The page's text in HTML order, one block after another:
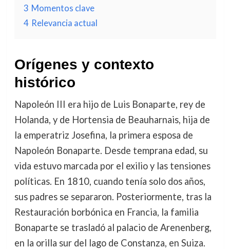
3 Momentos clave
4 Relevancia actual
Orígenes y contexto
histórico
Napoleón III era hijo de Luis Bonaparte, rey de
Holanda, y de Hortensia de Beauharnais, hija de
la emperatriz Josefina, la primera esposa de
Napoleón Bonaparte. Desde temprana edad, su
vida estuvo marcada por el exilio y las tensiones
políticas. En 1810, cuando tenía solo dos años,
sus padres se separaron. Posteriormente, tras la
Restauración borbónica en Francia, la familia
Bonaparte se trasladó al palacio de Arenenberg,
en la orilla sur del lago de Constanza, en Suiza.